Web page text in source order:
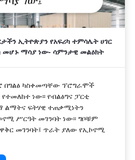
ኢትዮጵያን የአፍሪካ ተምሳሌት ሀገር
ማሳያ ነው- ሳምንታዊ መልዕክት
በግልፅ ካስቀመጣቸው ፕሮግራሞች
ነው፡፡ የብልፅግና ፓርቲ
ልማትና ፍትሃዊ ተጠቃሚነትን
ሥርዓት መገንባት ነው፡፡ ግቦቹም
መገንባት፤ ጥራት ያለው የኢኮኖሚ